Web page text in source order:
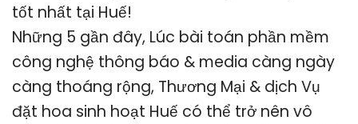
tốt nhất tại Huế!
Những 5 gần đây, Lúc bài toán phần mềm
công nghệ thông báo & media càng ngày
càng thoáng rộng, Thương Mại & dịch Vụ
đặt hoa sinh hoạt Huế có thể trở nên vô